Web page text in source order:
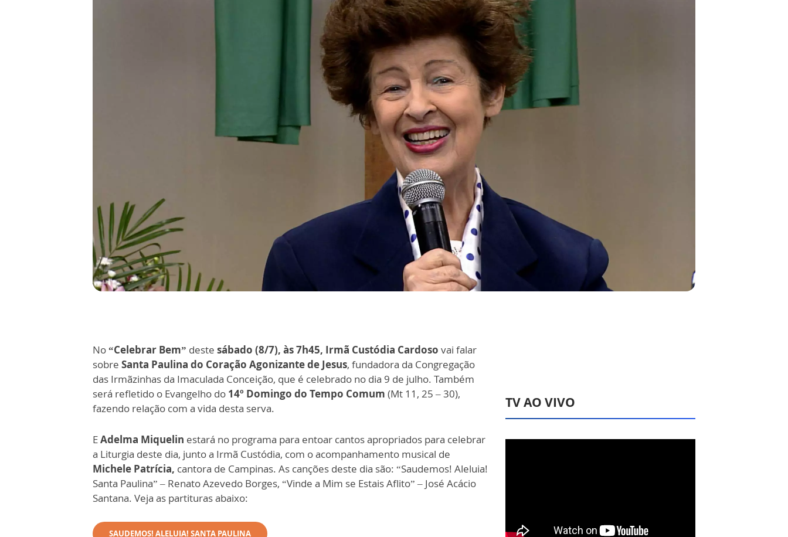
No“Celebrar Bem” deste sábado (8/7), às 7h45, Irmã Custódia Cardoso vai falar
sobre Santa Paulina do Coração Agonizante de Jesus, fundadora da Congregação
das Irmãzinhas da Imaculada Conceição, que é celebrado no dia 9 de julho. Também
será refletido o Evangelho do 14º Domingo do Tempo Comum (Mt 11, 25 – 30),
fazendo relação com a vida desta serva.
EAdelma Miquelin estará no programa para entoar cantos apropriados para celebrar
a Liturgia deste dia, junto a Irmã Custódia, com o acompanhamento musical de
Michele Patrícia, cantora de Campinas. As canções deste dia são: “Saudemos! Aleluia!
Santa Paulina” – Renato Azevedo Borges, “Vinde a Mim se Estais Aflito” – José Acácio
Santana. Veja as partituras abaixo:
SAUDEMOS! ALELUIA! SANTA PAULINA
TV AO VIVO